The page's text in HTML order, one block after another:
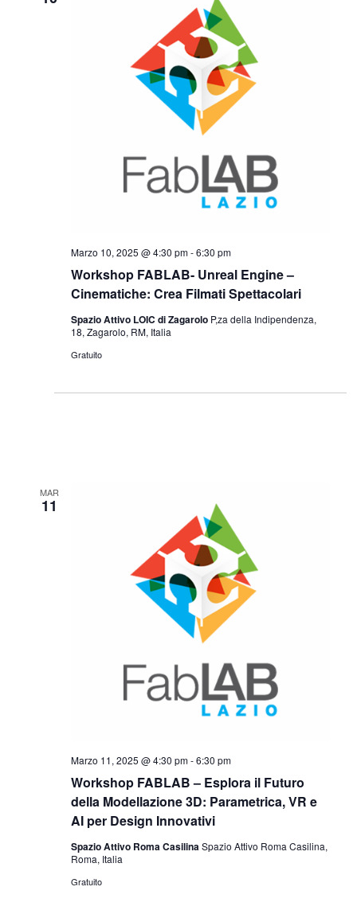
Workshop FABLAB- Unreal Engine –
Cinematiche: Crea Filmati Spettacolari
Marzo 10, 2025 @ 4:30 pm-6:30 pm
Spazio Attivo LOIC di Zagarolo P,za della Indipendenza,
18, Zagarolo, RM, Italia
Gratuito
MAR
11
Workshop FABLAB – Esplora il Futuro
della Modellazione 3D: Parametrica, VR e
AI per Design Innovativi
Marzo 11, 2025 @ 4:30 pm-6:30 pm
Spazio Attivo Roma CasilinaSpazio Attivo Roma Casilina,
Roma, Italia
Gratuito